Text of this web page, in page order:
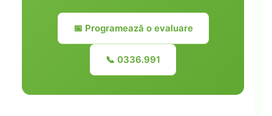
📅 Programează o evaluare
📞 0336.991